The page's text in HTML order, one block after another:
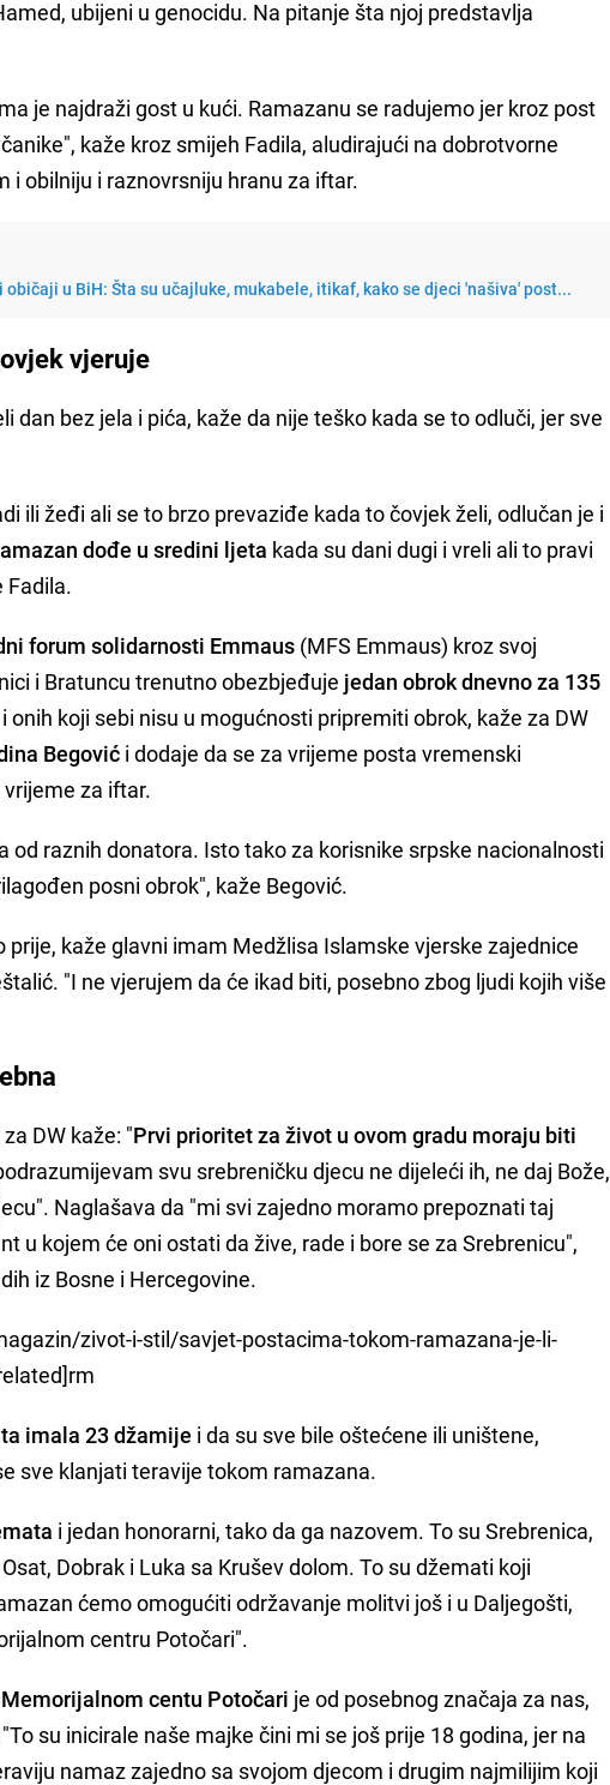
ubijeni u genocidu. Na pitanje šta njoj predstavlja
je najdraži gost u kući. Ramazanu se radujemo jer kroz post
kaže kroz smijeh Fadila, aludirajući na dobrotvorne
i obilniju i raznovrsniju hranu za iftar.
običaji u BiH: Šta su učajluke, mukabele, itikaf, kako se djeci 'našiva' post...
vjeruje
dan bez jela i pića, kaže da nije teško kada se to odluči, jer sve
ili žeđi ali se to brzo prevaziđe kada to čovjek želi, odlučan je i
dođe u sredini ljeta kada su dani dugi i vreli ali to pravi
Fadila.
forum solidarnosti Emmaus (MFS Emmaus) kroz svoj
i Bratuncu trenutno obezbjeđuje jedan obrok dnevno za 135
onih koji sebi nisu u mogućnosti pripremiti obrok, kaže za DW
Begović i dodaje da se za vrijeme posta vremenski
za iftar.
od raznih donatora. Isto tako za korisnike srpske nacionalnosti
posni obrok", kaže Begović.
prije, kaže glavni imam Medžlisa Islamske vjerske zajednice
"I ne vjerujem da će ikad biti, posebno zbog ljudi kojih više
DW kaže: "Prvi prioritet za život u ovom gradu moraju biti
svu srebreničku djecu ne dijeleći ih, ne daj Bože,
Naglašava da "mi svi zajedno moramo prepoznati taj
u kojem će oni ostati da žive, rade i bore se za Srebrenicu",
iz Bosne i Hercegovine.
zivot-i-stil/savjet-postacima-tokom-ramazana-je-li-
imala 23 džamije i da su sve bile oštećene ili uništene,
sve klanjati teravije tokom ramazana.
i jedan honorarni, tako da ga nazovem. To su Srebrenica,
Dobrak i Luka sa Krušev dolom. To su džemati koji
ćemo omogućiti održavanje molitvi još i u Daljegošti,
centru Potočari".
centu Potočari je od posebnog značaja za nas,
su inicirale naše majke čini mi se još prije 18 godina, jer na
namaz zajedno sa svojom djecom i drugim najmilijim koji